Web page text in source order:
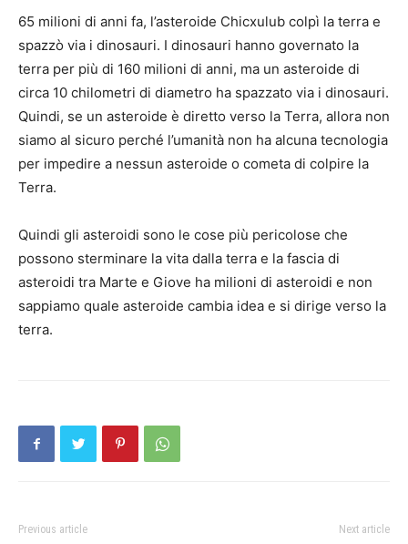
65 milioni di anni fa, l’asteroide Chicxulub colpì la terra e
spazzò via i dinosauri. I dinosauri hanno governato la
terra per più di 160 milioni di anni, ma un asteroide di
circa 10 chilometri di diametro ha spazzato via i dinosauri.
Quindi, se un asteroide è diretto verso la Terra, allora non
siamo al sicuro perché l’umanità non ha alcuna tecnologia
per impedire a nessun asteroide o cometa di colpire la
Terra.
Quindi gli asteroidi sono le cose più pericolose che
possono sterminare la vita dalla terra e la fascia di
asteroidi tra Marte e Giove ha milioni di asteroidi e non
sappiamo quale asteroide cambia idea e si dirige verso la
terra.
Previous article Next article